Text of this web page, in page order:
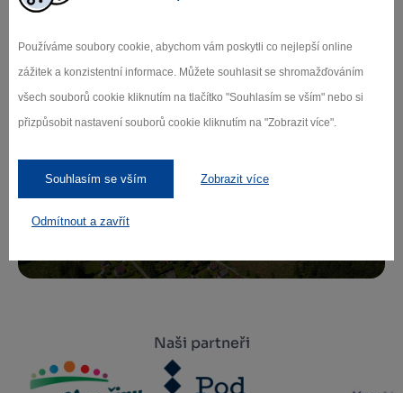
Používáme soubory cookie, abychom vám poskytli co nejlepší online
zážitek a konzistentní informace. Můžete souhlasit se shromažďováním
všech souborů cookie kliknutím na tlačítko "Souhlasím se vším" nebo si
přizpůsobit nastavení souborů cookie kliknutím na "Zobrazit více".
Souhlasím se vším Zobrazit více
Odmítnout a zavřít
Přihlaste se k odběru našeho newsletteru
o novinkách.
Záleží nám na ochraně osobních údajů.
Odebírat
Naši partneři